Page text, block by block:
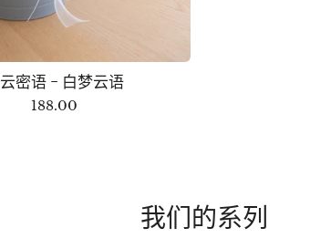
密语 - 白梦云语
188.00
我们的系列